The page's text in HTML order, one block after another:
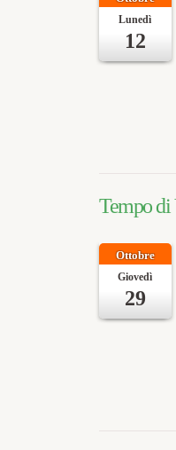
Lunedì
12
Tempo di
Ottobre
Giovedì
29